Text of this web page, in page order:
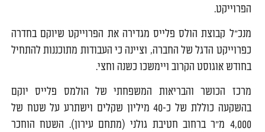
הפרוייקט.
מנכ"ל קבוצת הולס פלייס מגדירה את הפרוייקט שיוקם בחדרה
כפרוייקט הדגל של החברה, וציינה כי העבודות מתוכננות להתחיל
בחודש אוגוסט הקרוב ויימשכו כשנה וחצי.
מרכז הכושר והבריאות המשפחתי של הולמס פלייס יוקם
בהשקעה כוללת של כ-40 מיליון שקלים וישתרע על שטח של
4,000 מ"ר ברחוב חטיבת גולני (מתחם עירון). השטח הוחכר